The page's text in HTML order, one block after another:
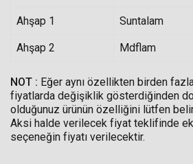
Ahşap 1 Suntalam
Ahşap 2 Mdflam
NOT : Eğer aynı özellikten birden
fiyatlarda değişiklik gösterdiğinden
olduğunuz ürünün özelliğini lütfen
Aksi halde verilecek fiyat teklifinde
seçeneğin fiyatı verilecektir.